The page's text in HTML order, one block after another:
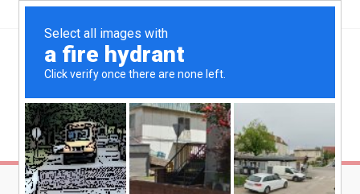
...solo il bello della guida!
MENU